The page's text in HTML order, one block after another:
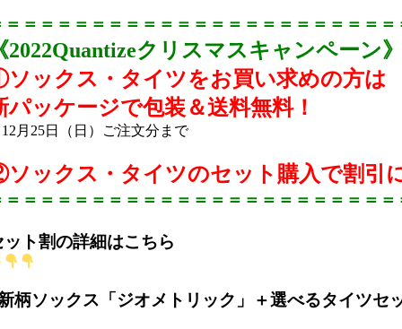
＝＝＝＝＝＝＝＝＝＝＝＝＝＝＝＝＝＝＝＝＝＝＝
2022Quantizeクリスマスキャンペーン》
ックス・タイツをお買い求めの方は
パッケージで包装＆送料無料！
月25日（日）ご注文分まで
ックス・タイツのセット購入で割引
＝＝＝＝＝＝＝＝＝＝＝＝＝＝＝＝＝＝＝＝＝＝＝
ット割の詳細はこちら
柄ソックス「ジオメトリック」＋選べるタイツセ